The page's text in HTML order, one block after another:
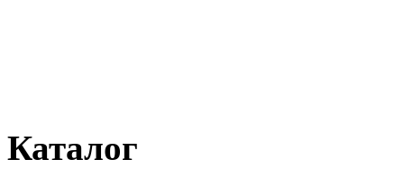
Каталог